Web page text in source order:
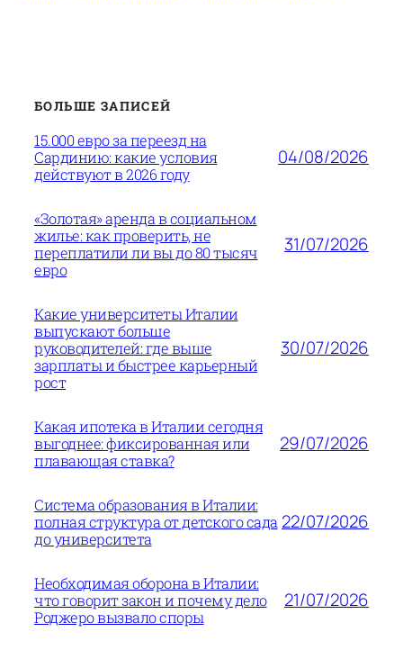
БОЛЬШЕ ЗАПИСЕЙ
15.000 евро за переезд на
Сардинию: какие условия
действуют в 2026 году
04/08/2026
«Золотая» аренда в социальном
жилье: как проверить, не
переплатили ли вы до 80 тысяч
евро
31/07/2026
Какие университеты Италии
выпускают больше
руководителей: где выше
зарплаты и быстрее карьерный
рост
30/07/2026
Какая ипотека в Италии сегодня
выгоднее: фиксированная или
плавающая ставка?
29/07/2026
Система образования в Италии:
полная структура от детского сада
до университета
22/07/2026
Необходимая оборона в Италии:
что говорит закон и почему дело
Роджеро вызвало споры
21/07/2026